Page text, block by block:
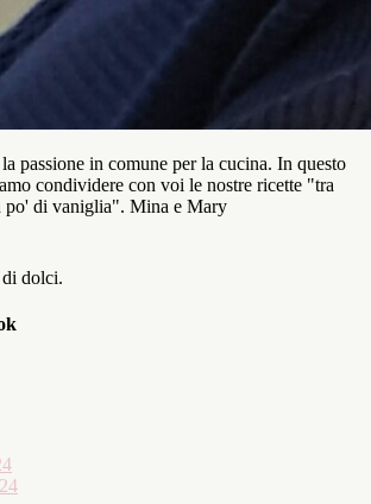
passione in comune per la cucina. In questo
condividere con voi le nostre ricette "tra
po' di vaniglia". Mina e Mary
dolci.